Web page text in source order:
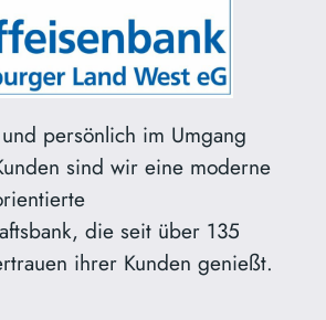
persönlich im Umgang
sind wir eine moderne
die seit über 135
ihrer Kunden genießt.